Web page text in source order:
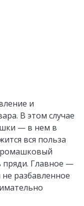
и
В этом случае
— в нем в
вся польза
ромашковый
пряди. Главное —
разбавленное